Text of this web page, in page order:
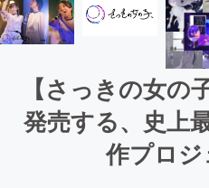
【さっきの女の
発売する、史上
作プロジ